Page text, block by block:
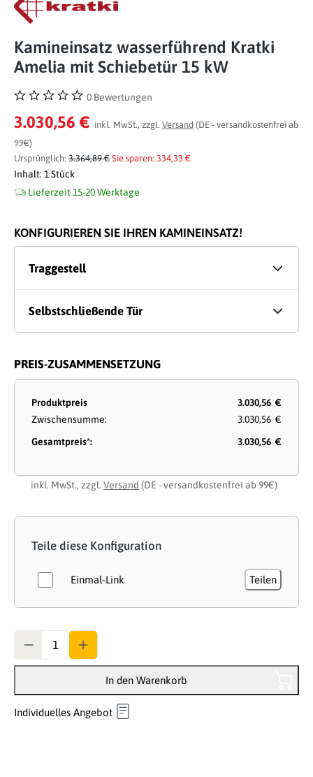
Kamineinsatz wasserführend Kratki
Amelia mit Schiebetür 15 kW
Durchschnittliche Bewertung von 0 von 5 Sternen
0 Bewertungen
3.030,56 € inkl. MwSt., zzgl. Versand (DE - versandkostenfrei ab
99€)
Ursprünglich: 3.364,89 € Sie sparen: 334,33 €
Inhalt: 1 Stück
Lieferzeit 15-20 Werktage
KONFIGURIEREN SIE IHREN KAMINEINSATZ!
Traggestell
Selbstschließende Tür
PREIS-ZUSAMMENSETZUNG
Produktpreis
3.030,56 €
Zwischensumme:
3.030,56 €
Gesamtpreis*:
3.030,56 €
inkl. MwSt., zzgl. Versand (DE - versandkostenfrei ab 99€)
Teile diese Konfiguration
Einmal-Link Teilen
In den Warenkorb
Individuelles Angebot